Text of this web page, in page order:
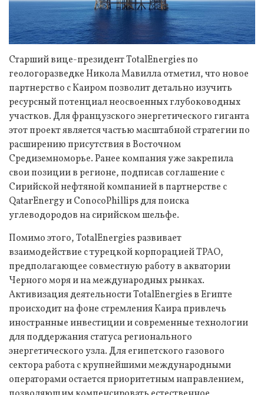
Старший вице-президент TotalEnergies по
геологоразведке Никола Мавилла отметил, что новое
партнерство с Каиром позволит детально изучить
ресурсный потенциал неосвоенных глубоководных
участков. Для французского энергетического гиганта
этот проект является частью масштабной стратегии по
расширению присутствия в Восточном
Средиземноморье. Ранее компания уже закрепила
свои позиции в регионе, подписав соглашение с
Сирийской нефтяной компанией в партнерстве с
QatarEnergy и ConocoPhillips для поиска
углеводородов на сирийском шельфе.
Помимо этого, TotalEnergies развивает
взаимодействие с турецкой корпорацией TPAO,
предполагающее совместную работу в акватории
Черного моря и на международных рынках.
Активизация деятельности TotalEnergies в Египте
происходит на фоне стремления Каира привлечь
иностранные инвестиции и современные технологии
для поддержания статуса регионального
энергетического узла. Для египетского газового
сектора работа с крупнейшими международными
операторами остается приоритетным направлением,